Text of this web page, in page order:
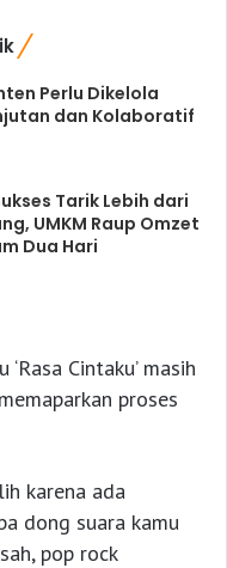
Perlu Dikelola
dan Kolaboratif
Tarik Lebih dari
UMKM Raup Omzet
Dua Hari
Cintaku’ masih
proses
karena ada
dong suara kamu
pop rock